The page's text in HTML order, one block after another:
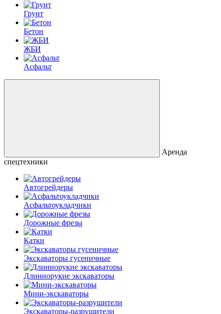
Грунт
Бетон
ЖБИ
Асфальт
Аренда
спецтехники
Автогрейдеры
Асфальто­укладчики
Дорожные фрезы
Катки
Экскаваторы гусеничные
Длиннорукие экскаваторы
Мини-экскаваторы
Экскаваторы-разрушители